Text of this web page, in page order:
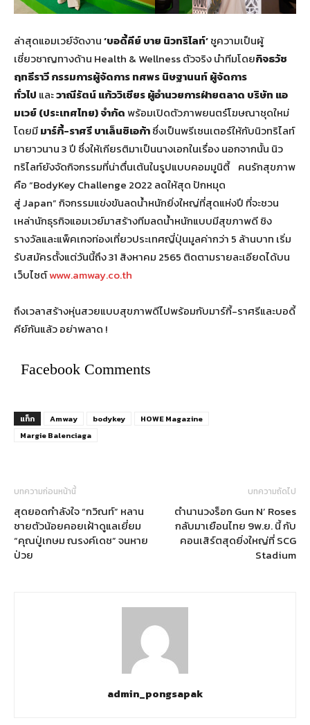
ล่าสุดแอมเวย์จัดงาน‘บอดี้คีย์ บาย นิวทริไลท์’ชูความเป็นผู้
เชี่ยวชาญทางด้าน Health & Wellness ตัวจริงนำทีมโดยกิจธวัช
ฤทธีราวี กรรมการผู้จัดการ ทศพร นิษฐานนท์ ผู้จัดการ
ทั่วไป และวาณีรัตน์ แก้ววิเชียร ผู้อำนวยการฝ่ายตลาด บริษัท แอ
มเวย์ (ประเทศไทย) จำกัดพร้อมเปิดตัวภาพยนตร์โฆษณาชุดใหม่
โดยมีมาร์กี้-ราศรี บาเล็นซิเอก้าซึ่งเป็นพรีเซนเตอร์ให้กับนิวทริไลท์
มายาวนาน 3 ปี ซึ่งให้เกียรติมาเป็นนางเอกในเรื่อง นอกจากนั้น นิว
ทริไลท์ยังจัดกิจกรรมที่น่าตื่นเต้นในรูปแบบคอมมูนิตี้ คนรักสุขภาพ
คือ “BodyKey Challenge 2022 ลดให้สุด ปักหมุด
สู่ Japan” กิจกรรมแข่งขันลดน้ำหนักยิ่งใหญ่ที่สุดแห่งปี ที่จะชวน
เหล่านักธุรกิจแอมเวย์มาสร้างทีมลดน้ำหนักแบบมีสุขภาพดี ชิง
รางวัลและแพ็คเกจท่องเที่ยวประเทศญี่ปุ่นมูลค่ากว่า 5 ล้านบาท เริ่ม
รับสมัครตั้งแต่วันนี้ถึง 31 สิงหาคม 2565 ติดตามรายละเอียดได้บน
เว็บไซต์www.amway.co.th
ถึงเวลาสร้างหุ่นสวยแบบสุขภาพดีไปพร้อมกับมาร์กี้-ราศรีและบอดี้
คีย์กันแล้ว อย่าพลาด !
Facebook Comments
แท็ก Amway bodykey
HOWE Magazine
Margie Balenciaga
บทความก่อนหน้านี้
สุดยอดกำลังใจ “กวิณท์” หลาน
ชายตัวน้อยคอยเฝ้าดูแลเยี่ยม
“คุณปู่เกษม ณรงค์เดช” จนหาย
ป่วย
บทความถัดไป
ตำนานวงร็อก Gun N’ Roses
กลับมาเยือนไทย 9พ.ย. นี้ กับ
คอนเสิร์ตสุดยิ่งใหญ่ที่ SCG
Stadium
admin_pongsapak